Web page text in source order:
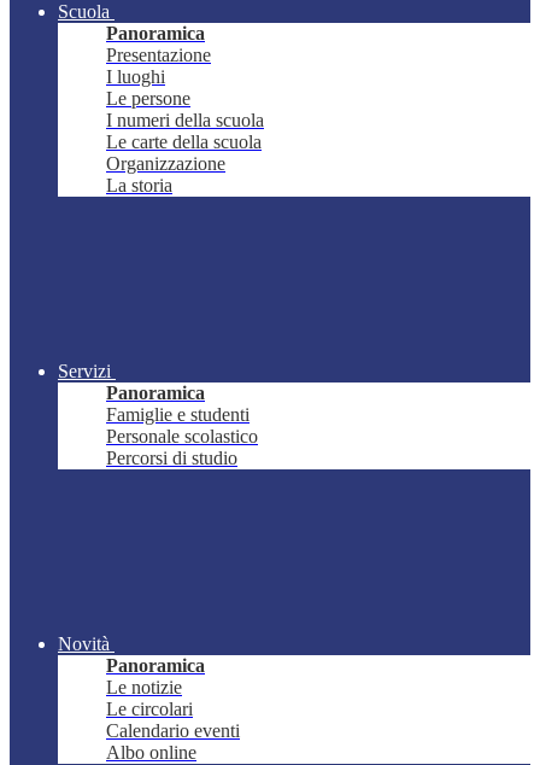
Scuola
Panoramica
Presentazione
I luoghi
Le persone
I numeri della scuola
Le carte della scuola
Organizzazione
La storia
Servizi
Panoramica
Famiglie e studenti
Personale scolastico
Percorsi di studio
Novità
Panoramica
Le notizie
Le circolari
Calendario eventi
Albo online